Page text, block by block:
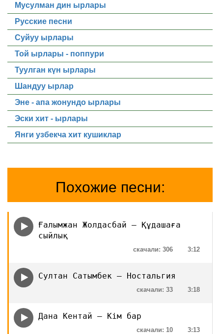
Мусулман дин ырлары
Русские песни
Суйуу ырлары
Той ырлары - поппури
Туулган күн ырлары
Шандуу ырлар
Эне - апа жонундо ырлары
Эски хит - ырлары
Янги узбекча хит кушиклар
Похожие песни:
Ғалымжан Жолдасбай — Құдашаға
сыйлық
3:12
скачали: 306
Султан Сатымбек — Ностальгия
3:18
скачали: 33
Дана Кентай — Кім бар
3:13
скачали: 10